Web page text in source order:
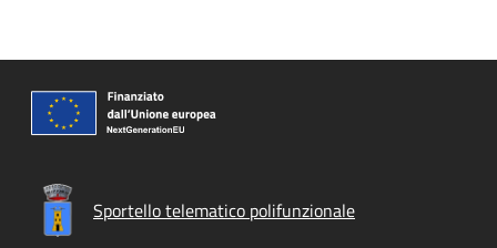
Sportello telematico polifunzionale